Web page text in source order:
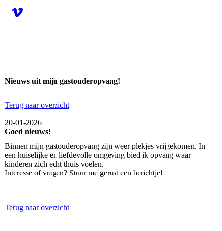
Nieuws uit mijn gastouderopvang!
Terug naar overzicht
20-01-2026
Goed nieuws!
Binnen mijn gastouderopvang zijn weer plekjes vrijgekomen. In
een huiselijke en liefdevolle omgeving bied ik opvang waar
kinderen zich echt thuis voelen.
Interesse of vragen? Stuur me gerust een berichtje!
Terug naar overzicht